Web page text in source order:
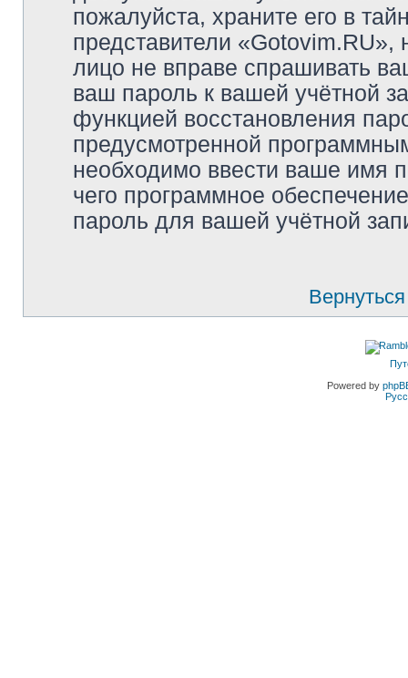
пожалуйста, храните его в
представители «Gotovim.RU»,
лицо не вправе спрашивать
ваш пароль к вашей учётной
функцией восстановления
предусмотренной
необходимо ввести ваше имя
чего программное
пароль для вашей учётной
Powered by